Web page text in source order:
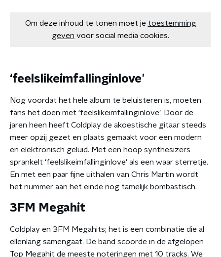
Om deze inhoud te tonen moet je toestemming
geven voor social media cookies.
‘feelslikeimfallinginlove’
Nog voordat het hele album te beluisteren is, moeten
fans het doen met ‘feelslikeimfallinginlove’. Door de
jaren heen heeft Coldplay de akoestische gitaar steeds
meer opzij gezet en plaats gemaakt voor een modern
en elektronisch geluid. Met een hoop synthesizers
sprankelt ‘feelslikeimfallinginlove’ als een waar sterretje.
En met een paar fijne uithalen van Chris Martin wordt
het nummer aan het einde nog tamelijk bombastisch.
3FM Megahit
Coldplay en 3FM Megahits; het is een combinatie die al
ellenlang samengaat. De band scoorde in de afgelopen
Top Megahit de meeste noteringen met 10 tracks. We